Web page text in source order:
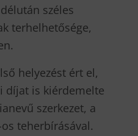
széles
terhelhetősége,
helyezést ért el,
díjat is kiérdemelte
szerkezet, a
teherbírásával.